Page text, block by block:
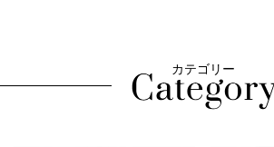
カテゴリー